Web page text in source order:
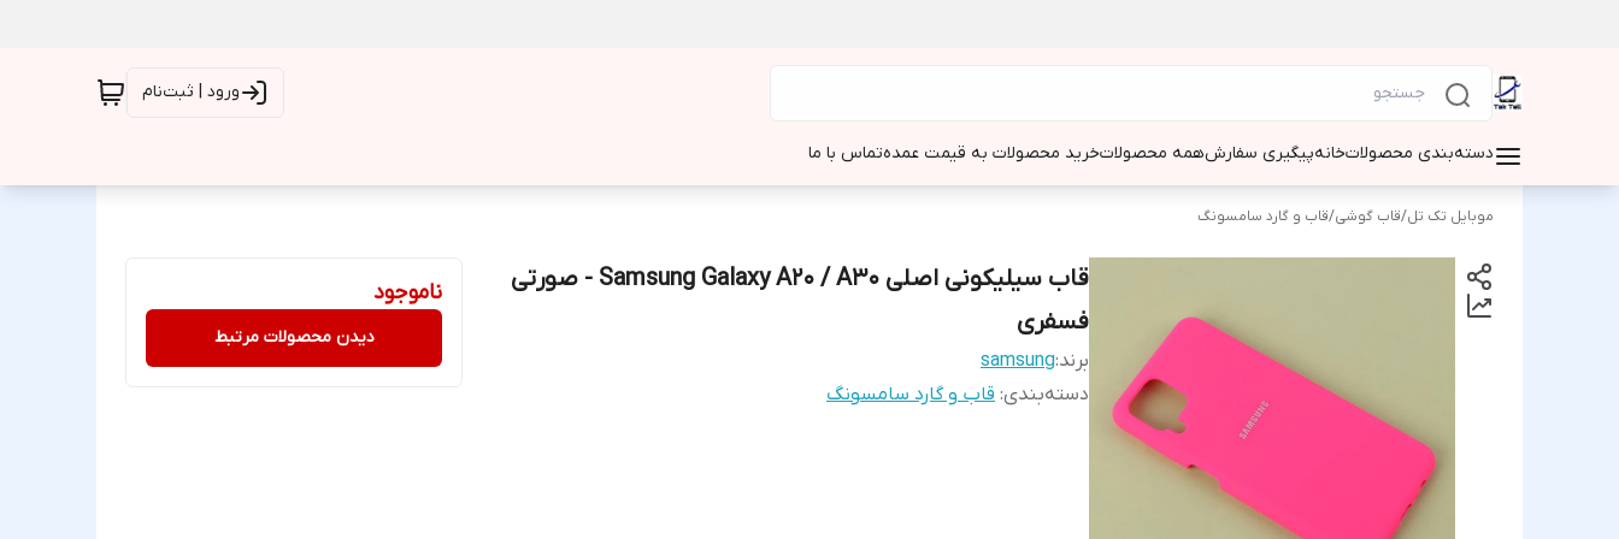
ورود | ثبت‌نام
دسته‌بندی محصولاتخانهپیگیری سفارشهمه محصولاتخرید محصولات به قیمت عمدهتماس با ما
موبایل تک تل/قاب گوشی/قاب و گارد سامسونگ
قاب سیلیکونی اصلی Samsung Galaxy A20 / A30 - صورتی
فسفری
برند:samsung
دسته‌بندی: قاب و گارد سامسونگ
ناموجود
دیدن محصولات مرتبط